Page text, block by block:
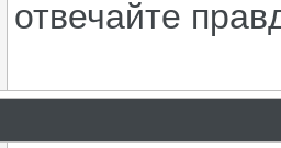
отвечайте